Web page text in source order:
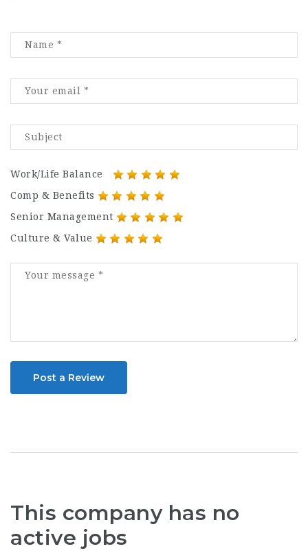
Work/Life Balance
Comp & Benefits
Senior Management
Culture & Value
Post a Review
This company has no
active jobs